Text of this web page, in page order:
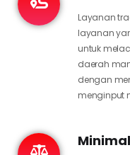
Layanan
layanan
untuk
daerah
dengan
menginput